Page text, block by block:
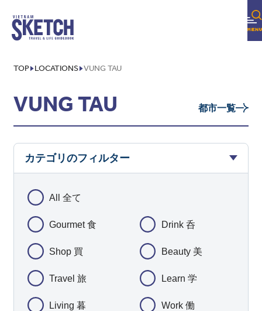
TOP LOCATIONS VUNG TAU
VUNG TAU 都市一覧
カテゴリのフィルター
All 全て
Gourmet 食 Drink 呑
Shop 買 Beauty 美
Travel 旅 Learn 学
Living 暮 Work 働